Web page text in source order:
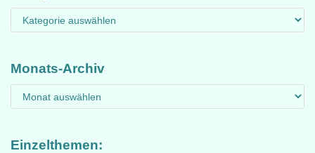
Monats-Archiv
Einzelthemen: